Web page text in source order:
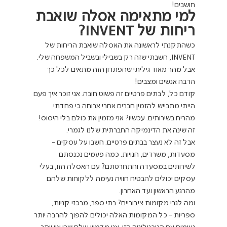
חושבים!
למי מתאימה אסלה שואבת
ריחות של INVENT?
כשהתקנתי לראשונה את האסלה שואבת הריחות של
INVENT, חשבתי שזה רק בשבילי ובשביל המשפחה שלי.
אבל מהר מאוד גיליתי שהפתרון הזה מתאים לכל כך
הרבה אנשים ומצבים!
קודם כל, לבתים פרטיים זה פשוט חובה. אני זוכר איך פעם
הייתי מתבייש להזמין חברים אחרי ארוחה כי פחדתי
מהריח בשירותים. עכשיו? אני מזמין את כולם בלי היסוס!
זה שינה את הדינמיקה החברתית שלנו לגמרי.
אבל זה לא נעצר בבתים פרטיים. חשבו על עסקים -
מסעדות, משרדים, חנויות. כמה פעמים נכנסתם
לשירותים במסעדה והתחרטתם? עם האסלה הזו, בעלי
עסקים יכולים להבטיח חוויה נעימה ללקוחות שלהם
מהרגע הראשון ועד האחרון.
ומה לגבי מקומות ציבוריים? בתי ספר, מרכזי קניות,
ספריות - כל המקומות האלה יכולים להפוך להרבה יותר